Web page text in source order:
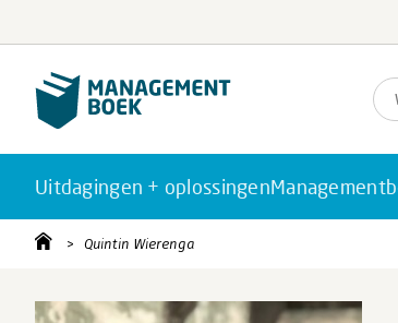
Uitdagingen + oplossingen
Quintin Wierenga